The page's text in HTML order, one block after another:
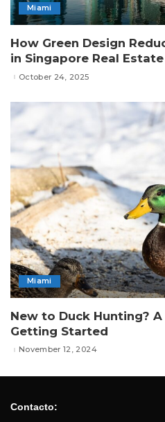
Miami
How Green Design
in Singapore Real Estate
October 24, 2025
Miami
New to Duck Hunting? A
Getting Started
November 12, 2024
Contacto: